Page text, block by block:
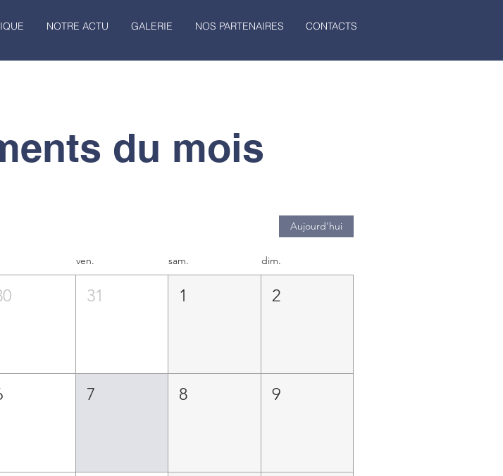
NOTRE ACTU GALERIE NOS PARTENAIRES CONTACTS
du mois
Aujourd'hui
ven. sam. dim.
31 1 2
7 8 9